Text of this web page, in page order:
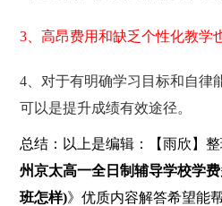
3、高昂费用和缺乏个性化教学
4、对于有明确学习目标和自律
可以是提升成绩有效途径。
总结：以上是编辑：【雨欣】
州京太高一全日制辅导学校学
班怎样)》优质内容解答希望能